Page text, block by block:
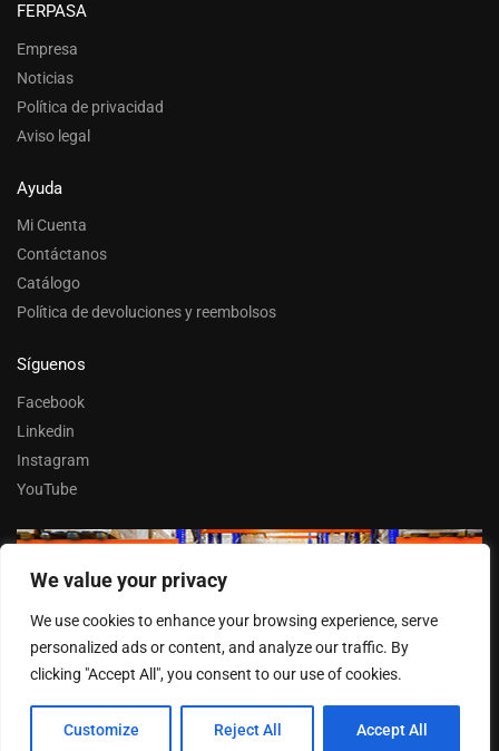
We value your privacy
We use cookies to enhance your browsing experience, serve
personalized ads or content, and analyze our traffic. By
clicking "Accept All", you consent to our use of cookies.
Customize Reject All Accept All
FERPASA
Empresa
Noticias
Política de privacidad
Aviso legal
Ayuda
Mi Cuenta
Contáctanos
Catálogo
Política de devoluciones y reembolsos
Síguenos
Facebook
Linkedin
Instagram
YouTube
Trabaja con nosotros
Entrar
© FERPASA 2025 –